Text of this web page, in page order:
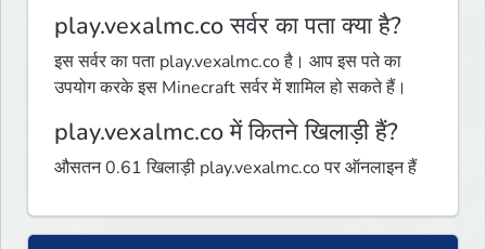
play.vexalmc.co सर्वर का पता क्या है?
इस सर्वर का पता play.vexalmc.co है। आप इस पते का
उपयोग करके इस Minecraft सर्वर में शामिल हो सकते हैं।
play.vexalmc.co में कितने खिलाड़ी हैं?
औसतन 0.61 खिलाड़ी play.vexalmc.co पर ऑनलाइन हैं